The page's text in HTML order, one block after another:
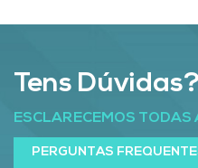
Tens Dúvidas?
ESCLARECEMOS TODAS
PERGUNTAS